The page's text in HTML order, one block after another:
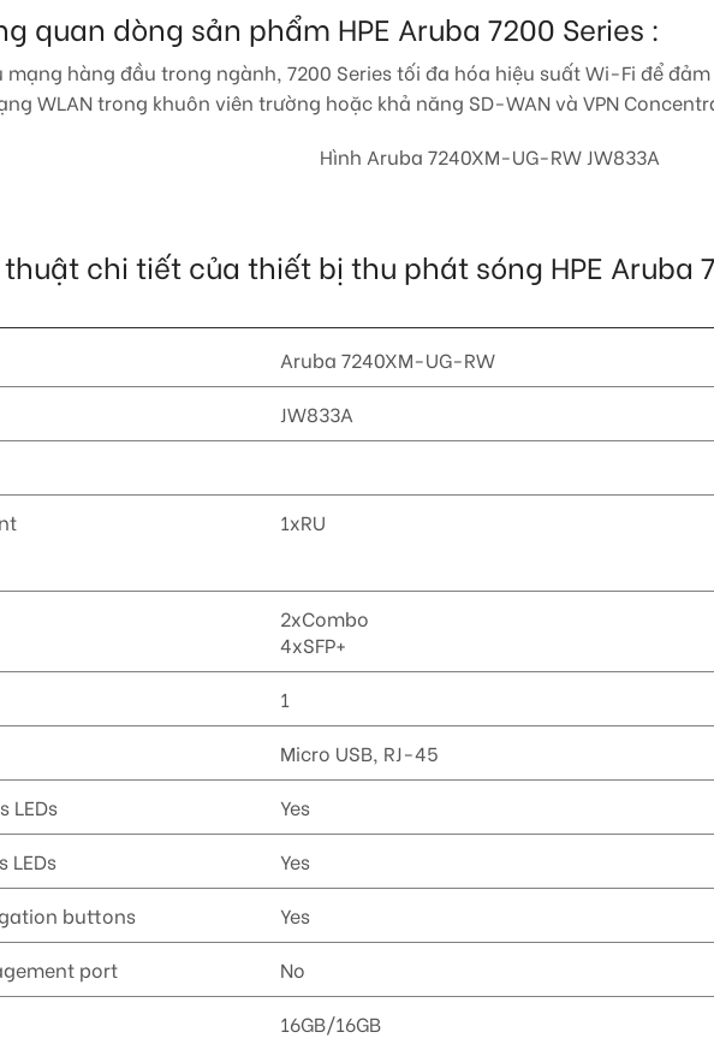
quan dòng sản phẩm HPE Aruba 7200 Series :
mạng hàng đầu trong ngành, 7200 Series tối đa hóa hiệu suất Wi-Fi để
WLAN trong khuôn viên trường hoặc khả năng SD-WAN và VPN
Hình Aruba 7240XM-UG-RW JW833A
thuật chi tiết của thiết bị thu phát sóng HPE Aruba
Aruba 7240XM-UG-RW
JW833A
1xRU
2xCombo
4xSFP+
1
Micro USB, RJ-45
LEDs
Yes
LEDs
Yes
buttons
Yes
port
No
16GB/16GB